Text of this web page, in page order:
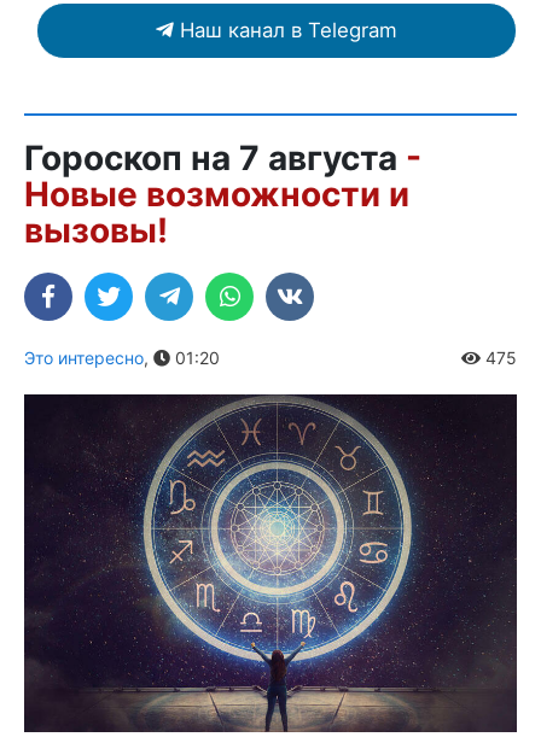
Наш канал в Telegram
Гороскоп на 7 августа -
Новые возможности и
вызовы!
Это интересно, 01:20 475